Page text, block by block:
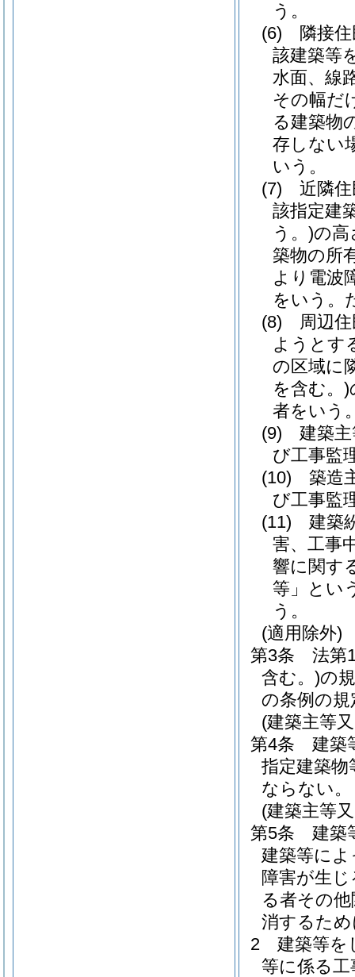
う。
(6)
隣接
該建築等
水面、線
その幅だ
る建築物
存しない
いう。
(7)
近隣
該指定建
う。)の高
築物の所
より電波
をいう。
(8)
周辺
ようとす
の区域に
を含む。)
者をいう
(9)
建築
び工事監
(10)
築造
び工事監
(11)
建築
害、工事
響に関す
等」とい
う。
(適用除外)
第3条
法第
含む。)の
の条例の
(建築主等
第4条
建築
指定建築
ならない。
(建築主等
第5条
建築
建築等に
障害が生
る者その
消するた
2
建築等を
等に係る